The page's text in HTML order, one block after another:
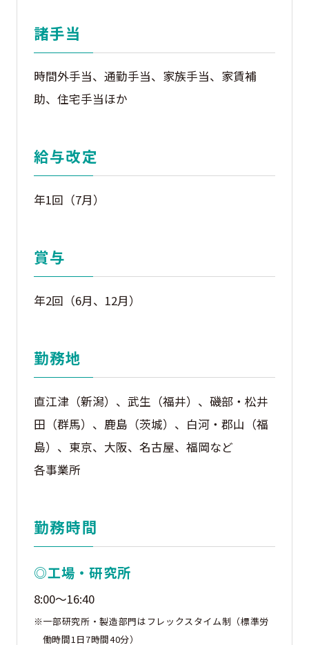
諸手当
時間外手当、通勤手当、家族手当、家賃補
助、住宅手当ほか
給与改定
年1回（7月）
賞与
年2回（6月、12月）
勤務地
直江津（新潟）、武生（福井）、磯部・松井
田（群馬）、鹿島（茨城）、白河・郡山（福
島）、東京、大阪、名古屋、福岡など
各事業所
勤務時間
◎工場・研究所
8:00～16:40
※一部研究所・製造部門はフレックスタイム制（標準労
働時間1日7時間40分）